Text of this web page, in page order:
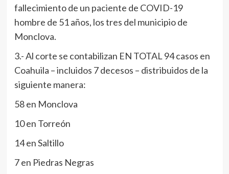
fallecimiento de un paciente de COVID-19
hombre de 51 años, los tres del municipio de
Monclova.
3.- Al corte se contabilizan EN TOTAL 94 casos en
Coahuila – incluidos 7 decesos – distribuidos de la
siguiente manera:
58 en Monclova
10 en Torreón
14 en Saltillo
7 en Piedras Negras